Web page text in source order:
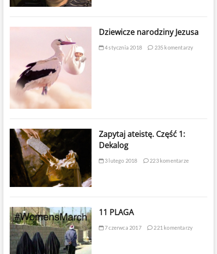
Dziewicze narodziny Jezusa
4 stycznia 2018 235 komentarzy
Zapytaj ateistę. Część 1:
Dekalog
3 lutego 2018 223 komentarze
11 PLAGA
7 czerwca 2017 221 komentarzy